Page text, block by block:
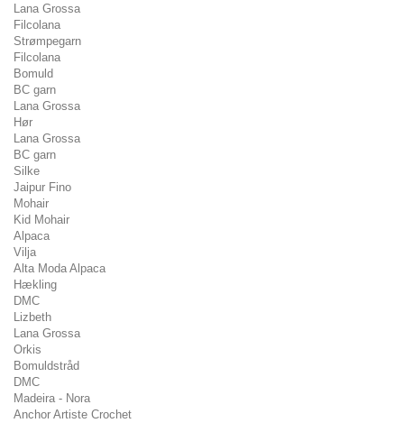
Lana Grossa
Filcolana
Strømpegarn
Filcolana
Bomuld
BC garn
Lana Grossa
Hør
Lana Grossa
BC garn
Silke
Jaipur Fino
Mohair
Kid Mohair
Alpaca
Vilja
Alta Moda Alpaca
Hækling
DMC
Lizbeth
Lana Grossa
Orkis
Bomuldstråd
DMC
Madeira - Nora
Anchor Artiste Crochet